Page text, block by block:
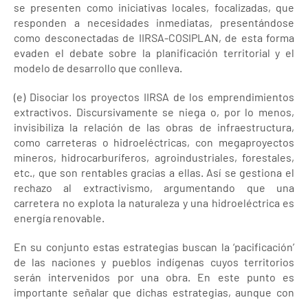
se presenten como iniciativas locales, focalizadas, que
responden a necesidades inmediatas, presentándose
como desconectadas de IIRSA-COSIPLAN, de esta forma
evaden el debate sobre la planificación territorial y el
modelo de desarrollo que conlleva.
(e) Disociar los proyectos IIRSA de los emprendimientos
extractivos. Discursivamente se niega o, por lo menos,
invisibiliza la relación de las obras de infraestructura,
como carreteras o hidroeléctricas, con megaproyectos
mineros, hidrocarburíferos, agroindustriales, forestales,
etc., que son rentables gracias a ellas. Así se gestiona el
rechazo al extractivismo, argumentando que una
carretera no explota la naturaleza y una hidroeléctrica es
energía renovable.
En su conjunto estas estrategias buscan la ‘pacificación’
de las naciones y pueblos indígenas cuyos territorios
serán intervenidos por una obra. En este punto es
importante señalar que dichas estrategias, aunque con